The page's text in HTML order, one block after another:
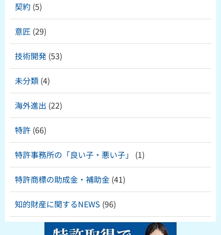
契約 (5)
意匠 (29)
技術開発 (53)
未分類 (4)
海外進出 (22)
特許 (66)
特許事務所の「良い子・悪い子」 (1)
特許商標の助成金・補助金 (41)
知的財産に関するNEWS (96)